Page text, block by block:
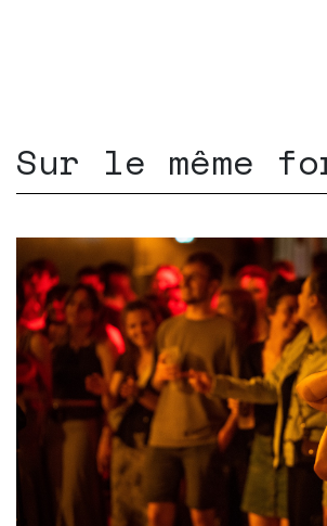
Sur le même